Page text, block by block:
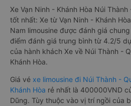
Xe Vạn Ninh - Khánh Hòa Núi
tốt nhất: Xe từ Vạn Ninh - Khánh
Nam limousine được đánh giá
điểm đánh giá trung bình từ 4.2/5
của hành khách Xe về Núi Thành -
Khánh Hòa.
Giá vé xe limousine đi Núi Thành -
Khánh Hòa rẻ nhất là 400000VND
Dũng. Tùy thuộc vào vị trí ngồi của